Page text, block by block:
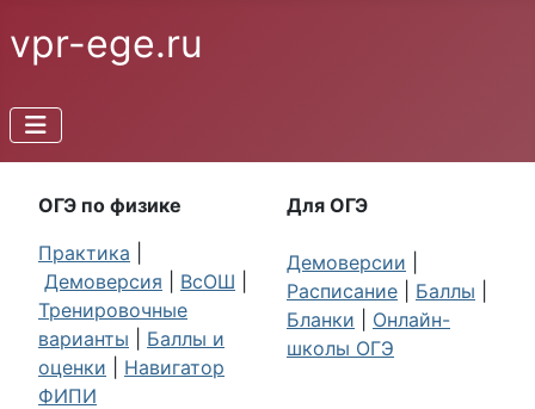
vpr-ege.ru
ОГЭ по физике
Практика
Демоверсия
ВсОШ
Тренировочные
варианты
Баллы и
оценки
Навигатор
ФИПИ
Для ОГЭ
Демоверсии
Расписание
Баллы
Бланки
Онлайн-
школы ОГЭ